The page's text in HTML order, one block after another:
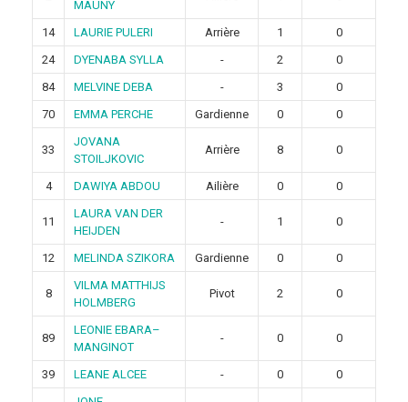
MAUNY
14 LAURIE PULERI Arrière 1
0
24
DYENABA SYLLA - 2
0
84
MELVINE DEBA - 3
0
70
EMMA PERCHE Gardienne 0 0
33
JOVANA
STOILJKOVIC
Arrière 8 0
4 DAWIYA ABDOU Ailière 0 0
11
LAURA VAN DER
HEIJDEN
- 1 0
12 MELINDA SZIKORA Gardienne 0 0
8
VILMA MATTHIJS
HOLMBERG
Pivot 2 0
89
LEONIE EBARA–
MANGINOT
- 0 0
39 LEANE ALCEE - 0 0